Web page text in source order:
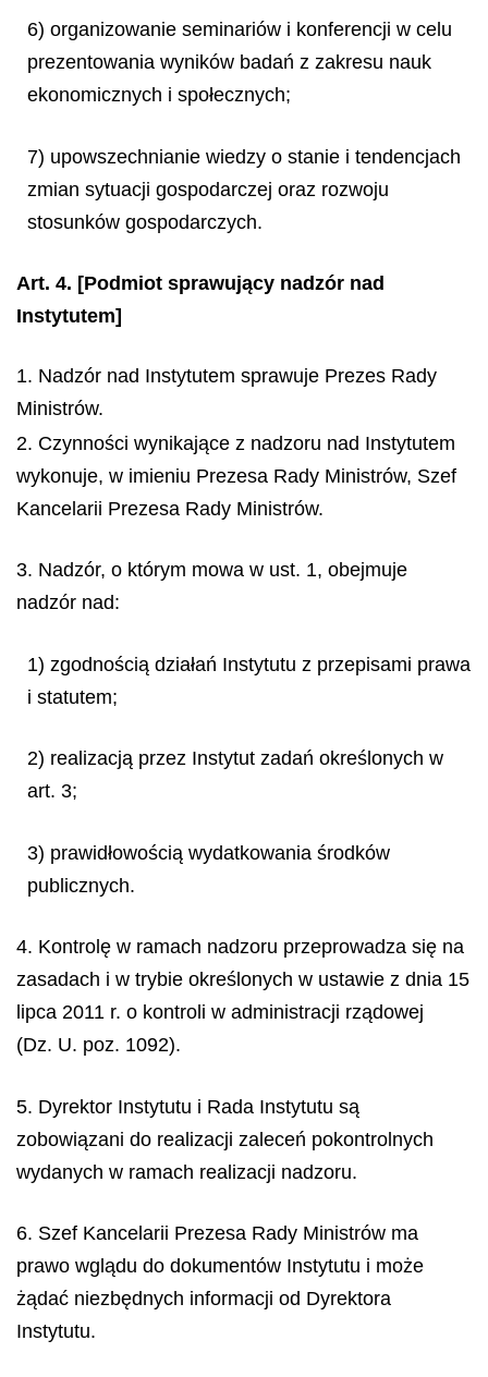
6) organizowanie seminariów i konferencji w celu
prezentowania wyników badań z zakresu nauk
ekonomicznych i społecznych;
7) upowszechnianie wiedzy o stanie i tendencjach
zmian sytuacji gospodarczej oraz rozwoju
stosunków gospodarczych.
Art. 4. [Podmiot sprawujący nadzór nad
Instytutem]
1. Nadzór nad Instytutem sprawuje Prezes Rady
Ministrów.
2. Czynności wynikające z nadzoru nad Instytutem
wykonuje, w imieniu Prezesa Rady Ministrów, Szef
Kancelarii Prezesa Rady Ministrów.
3. Nadzór, o którym mowa w ust. 1, obejmuje
nadzór nad:
1) zgodnością działań Instytutu z przepisami prawa
i statutem;
2) realizacją przez Instytut zadań określonych w
art. 3;
3) prawidłowością wydatkowania środków
publicznych.
4. Kontrolę w ramach nadzoru przeprowadza się na
zasadach i w trybie określonych w ustawie z dnia 15
lipca 2011 r. o kontroli w administracji rządowej
(Dz. U. poz. 1092).
5. Dyrektor Instytutu i Rada Instytutu są
zobowiązani do realizacji zaleceń pokontrolnych
wydanych w ramach realizacji nadzoru.
6. Szef Kancelarii Prezesa Rady Ministrów ma
prawo wglądu do dokumentów Instytutu i może
żądać niezbędnych informacji od Dyrektora
Instytutu.